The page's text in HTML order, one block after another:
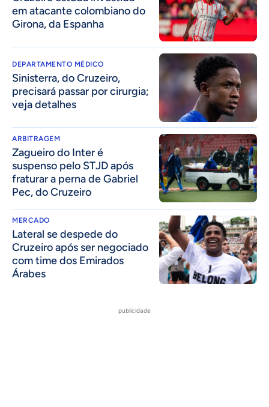
em atacante colombiano do
Girona, da Espanha
DEPARTAMENTO MÉDICO
Sinisterra, do Cruzeiro,
precisará passar por cirurgia;
veja detalhes
ARBITRAGEM
Zagueiro do Inter é
suspenso pelo STJD após
fraturar a perna de Gabriel
Pec, do Cruzeiro
MERCADO
Lateral se despede do
Cruzeiro após ser negociado
com time dos Emirados
Árabes
publicidade